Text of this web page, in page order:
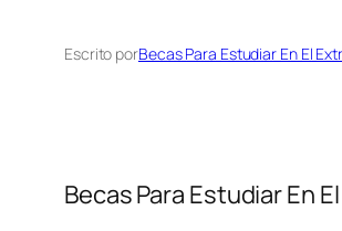
Escrito porBecas Para Estudiar En El
Becas Para Estudiar En